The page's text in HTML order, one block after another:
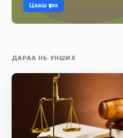
Цааш үзэх
ДАРАА НЬ УНШИХ